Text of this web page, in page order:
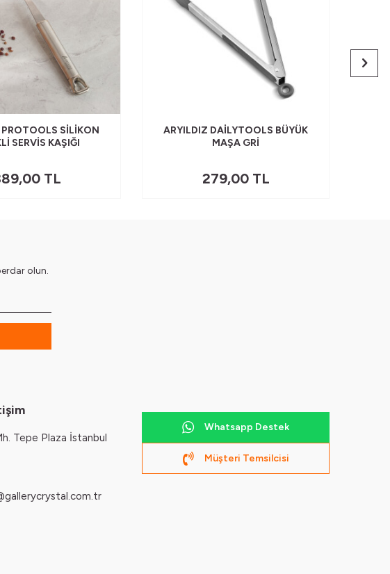
SILIKON
SERVIS KAŞIĞI
TL
ARYILDIZ DAILYTOOLS BÜYÜK
MAŞA GRI
279,00TL
olun.
Tepe Plaza İstanbul
Whatsapp Destek
Müşteri Temsilcisi